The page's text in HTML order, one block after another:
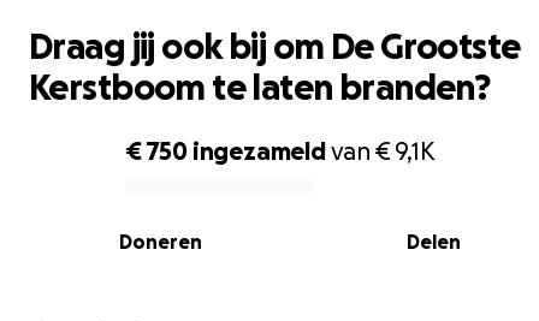
0% complete
€ 750 ingezameldvan € 9,1K
Delen
Doneren
Draag jij ook bij om De Grootste
Kerstboom te laten branden?